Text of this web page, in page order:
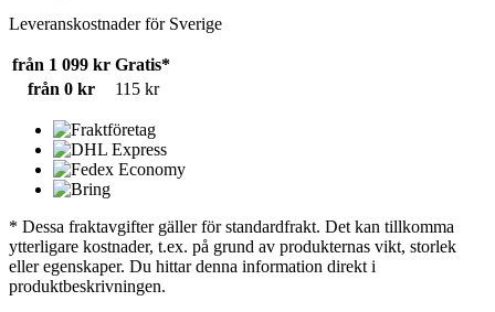
Leveranskostnader för Sverige
från 1 099 kr Gratis*
från 0 kr
115 kr
* Dessa fraktavgifter gäller för standardfrakt. Det kan tillkomma
ytterligare kostnader, t.ex. på grund av produkternas vikt, storlek
eller egenskaper. Du hittar denna information direkt i
produktbeskrivningen.